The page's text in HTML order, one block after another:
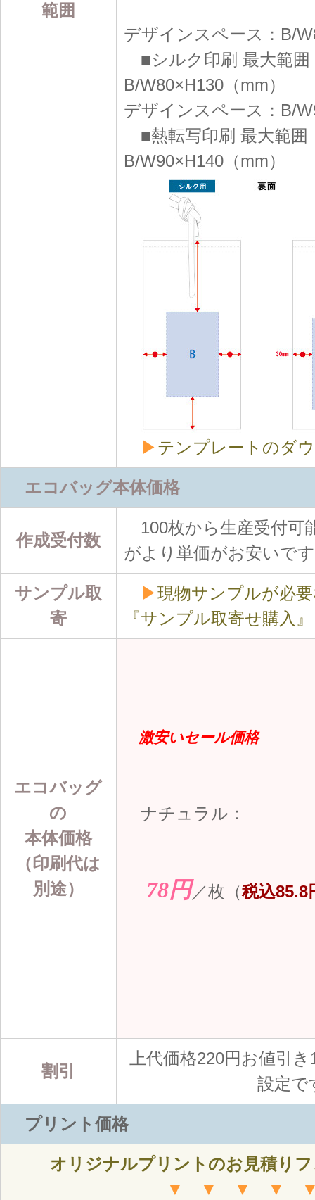
範囲
デザインスペース：B/
■シルク印刷 最大範囲
B/W80×H130（mm）
デザインスペース：B/
■熱転写印刷 最大範囲
B/W90×H140（mm）
▶テンプレートのダ
エコバッグ本体価格
作成受付数
100枚から生産受付
がより単価がお安いで
サンプル取
寄
▶現物サンプルが必
『サンプル取寄せ購入
エコバッグ
の
本体価格
（印刷代は
別途）
激安いセール価格
ナチュラル：
78円／枚（税込85.8
割引
上代価格220円お値引
設定で
プリント価格
オリジナルプリントのお見積り
▼ ▼ ▼ ▼